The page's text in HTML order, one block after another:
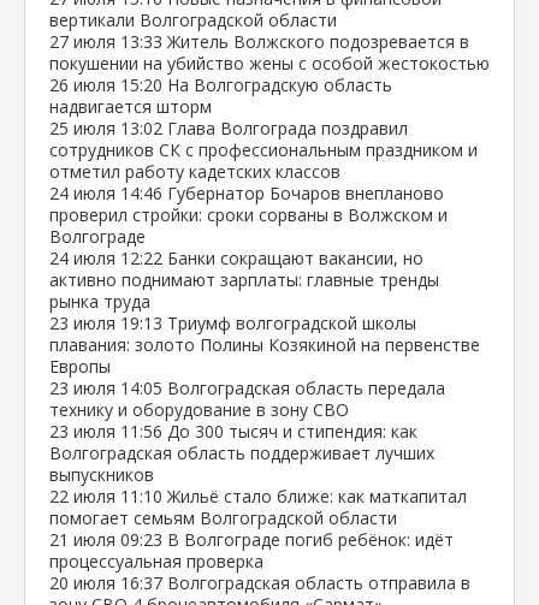
вертикали Волгоградской области
27 июля 13:33 Житель Волжского подозревается в
покушении на убийство жены с особой жестокостью
26 июля 15:20 На Волгоградскую область
надвигается шторм
25 июля 13:02 Глава Волгограда поздравил
сотрудников СК с профессиональным праздником и
отметил работу кадетских классов
24 июля 14:46 Губернатор Бочаров внепланово
проверил стройки: сроки сорваны в Волжском и
Волгограде
24 июля 12:22 Банки сокращают вакансии, но
активно поднимают зарплаты: главные тренды
рынка труда
23 июля 19:13 Триумф волгоградской школы
плавания: золото Полины Козякиной на первенстве
Европы
23 июля 14:05 Волгоградская область передала
технику и оборудование в зону СВО
23 июля 11:56 До 300 тысяч и стипендия: как
Волгоградская область поддерживает лучших
выпускников
22 июля 11:10 Жильё стало ближе: как маткапитал
помогает семьям Волгоградской области
21 июля 09:23 В Волгограде погиб ребёнок: идёт
процессуальная проверка
20 июля 16:37 Волгоградская область отправила в